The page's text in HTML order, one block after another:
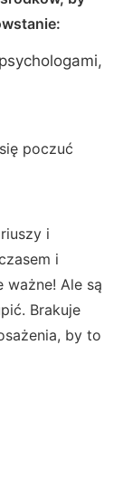
poczuć
i
i
ważne! Ale są
Brakuje
by to